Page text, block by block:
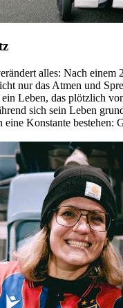
alles: Nach einem
nur das Atmen und
ein Leben, das plötzlich
sich sein Leben
Konstante bestehen: